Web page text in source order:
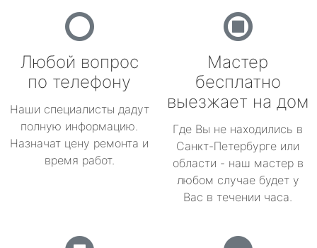
Любой вопрос
по телефону
Наши специалисты дадут
полную информацию.
Назначат цену ремонта и
время работ.
Мастер
бесплатно
выезжает на дом
Где Вы не находились в
Санкт-Петербурге или
области - наш мастер в
любом случае будет у
Вас в течении часа.